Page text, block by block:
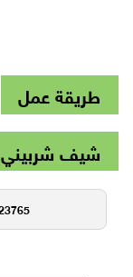
طريقة عمل
شيف شربيني